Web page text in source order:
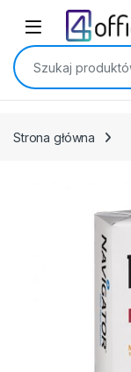
Skip to navigation
Skip to content
Szukaj:
Strona główna